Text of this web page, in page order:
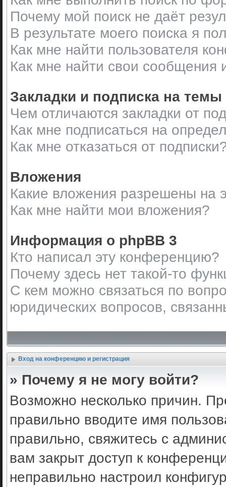
Почему мой поиск не даёт
В результате моего поиска я
Как мне найти пользователя
Как мне найти свои
Закладки и подписка на темы
Чем отличаются закладки от
Как мне подписаться на
Как мне отказаться от
Вложения
Какие вложения разрешены на
Как мне найти мои вложения?
Информация о phpBB 3
Кто написал эту конференцию?
Почему здесь нет такой-то
С кем можно связаться по
юридических вопросов,
Вход на конференцию и регистрация
» Почему я не могу войти?
Возможно несколько причин.
правильно вводите имя
правильно, свяжитесь с
вам закрыт доступ к
неправильно настроил